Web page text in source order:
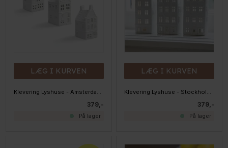
LÆG I KURVEN
379,-
På lager
LÆG I KURVEN
379,-
På lager